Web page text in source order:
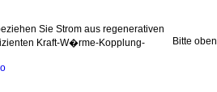
Sie Strom aus regenerativen
Kraft-W�rme-Kopplung-
Bitte